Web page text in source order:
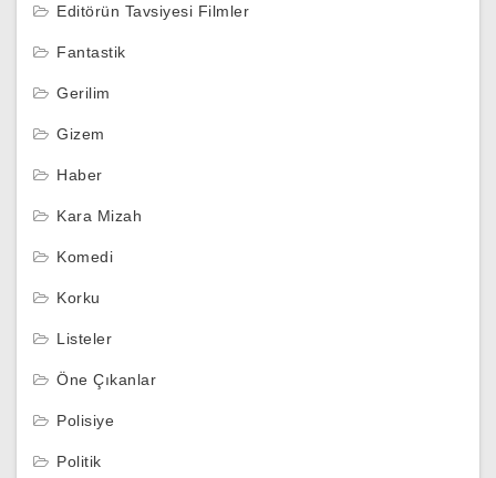
Editörün Tavsiyesi Filmler
Fantastik
Gerilim
Gizem
Haber
Kara Mizah
Komedi
Korku
Listeler
Öne Çıkanlar
Polisiye
Politik